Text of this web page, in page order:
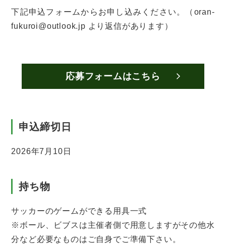
下記申込フォームからお申し込みください。（oran-
fukuroi@outlook.jp より返信があります）
応募フォームはこちら
申込締切日
2026年7月10日
持ち物
サッカーのゲームができる用具一式
※ボール、ビブスは主催者側で用意しますがその他水
分など必要なものはご自身でご準備下さい。